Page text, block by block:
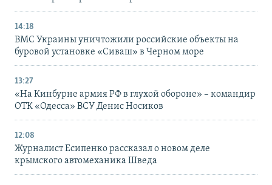
14:18
ВМС Украины уничтожили российские объекты на
буровой установке «Сиваш» в Черном море
13:27
«На Кинбурне армия РФ в глухой обороне» – командир
ОТК «Одесса» ВСУ Денис Носиков
12:08
Журналист Есипенко рассказал о новом деле
крымского автомеханика Шведа